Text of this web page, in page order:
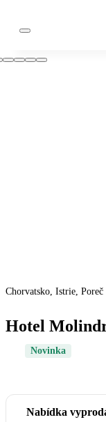
Chorvatsko, Istrie, Poreč
Hotel
Novinka
Nabídka